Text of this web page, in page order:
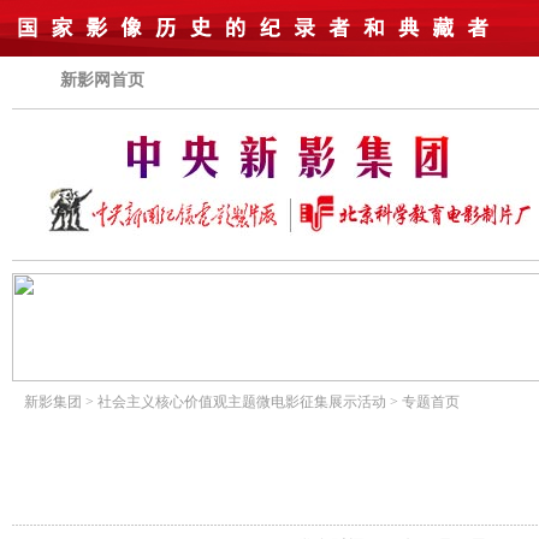
新影网首页
新影集团 > 社会主义核心价值观主题微电影征集展示活动 > 专题首页